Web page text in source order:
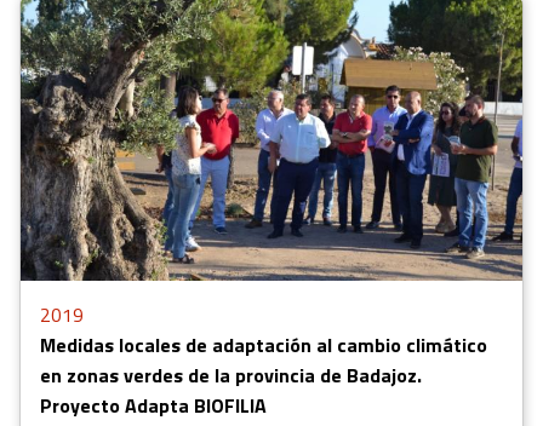
2019
Medidas locales de adaptación al cambio climático
en zonas verdes de la provincia de Badajoz.
Proyecto Adapta BIOFILIA